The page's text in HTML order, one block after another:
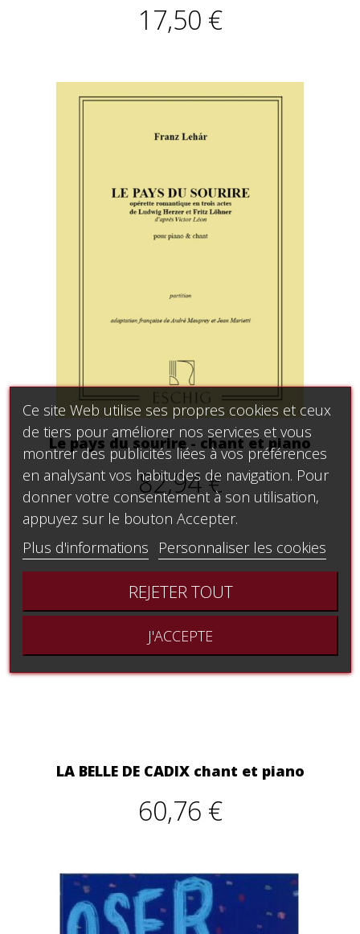
17,50 €
Le pays du sourire - chant et piano
82,94 €
LA BELLE DE CADIX chant et piano
60,76 €
Ce site Web utilise ses propres cookies et ceux
de tiers pour améliorer nos services et vous
montrer des publicités liées à vos préférences
en analysant vos habitudes de navigation. Pour
donner votre consentement à son utilisation,
appuyez sur le bouton Accepter.
Plus d'informations
Personnaliser les cookies
REJETER TOUT
J'ACCEPTE